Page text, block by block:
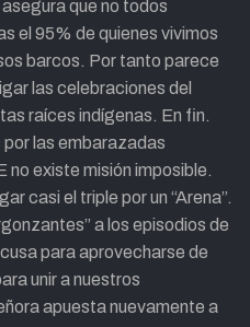
que no todos
el 95% de quienes vivimos
barcos. Por tanto parece
las celebraciones del
raíces indígenas. En fin.
por las embarazadas
existe misión imposible.
casi el triple por un “Arena”.
a los episodios de
para aprovecharse de
unir a nuestros
apuesta nuevamente a